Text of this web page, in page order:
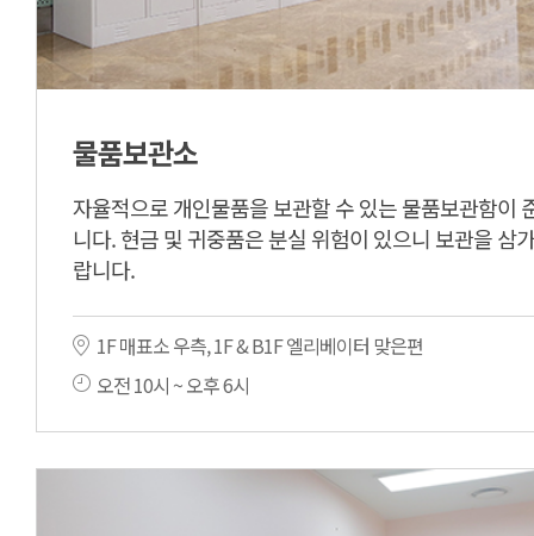
물품보관소
자율적으로 개인물품을 보관할 수 있는 물품보관함이
니다. 현금 및 귀중품은 분실 위험이 있으니 보관을 삼
랍니다.
1F 매표소 우측, 1F & B1F 엘리베이터 맞은편
오전 10시 ~ 오후 6시